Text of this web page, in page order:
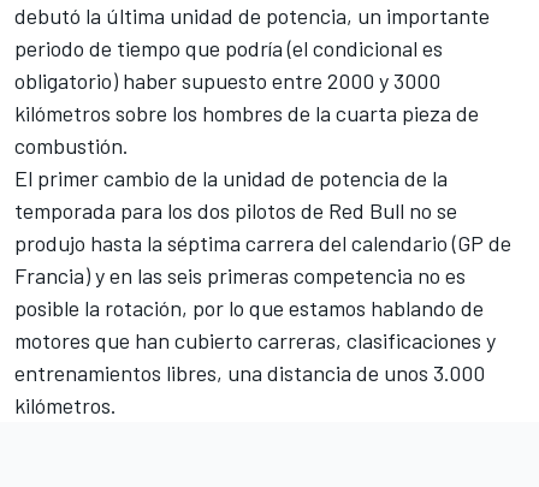
debutó la última unidad de potencia, un importante
periodo de tiempo que podría (el condicional es
obligatorio) haber supuesto entre 2000 y 3000
kilómetros sobre los hombres de la cuarta pieza de
combustión.
El primer cambio de la unidad de potencia de la
temporada para los dos pilotos de Red Bull no se
produjo hasta la séptima carrera del calendario (GP de
Francia) y en las seis primeras competencia no es
posible la rotación, por lo que estamos hablando de
motores que han cubierto carreras, clasificaciones y
entrenamientos libres, una distancia de unos 3.000
kilómetros.